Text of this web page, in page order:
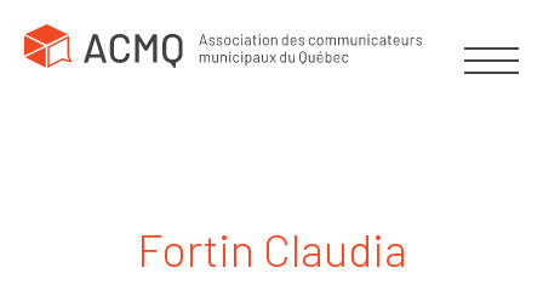
Fortin Claudia